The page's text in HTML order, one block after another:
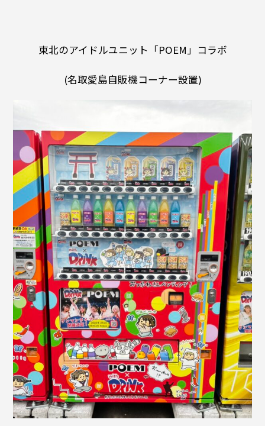
東北のアイドルユニット「POEM」コラボ
(名取愛島自販機コーナー設置)